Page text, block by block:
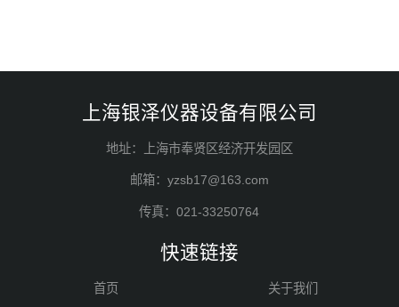
上海银泽仪器设备有限公司
地址：上海市奉贤区经济开发园区
邮箱：yzsb17@163.com
传真：021-33250764
快速链接
首页 关于我们